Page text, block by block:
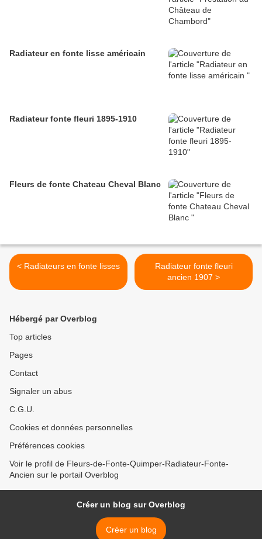
Radiateur en fonte lisse américain
Radiateur fonte fleuri 1895-1910
Fleurs de fonte Chateau Cheval Blanc
< Radiateurs en fonte lisses
Radiateur fonte fleuri
ancien 1907 >
Hébergé par Overblog
Top articles
Pages
Contact
Signaler un abus
C.G.U.
Cookies et données personnelles
Préférences cookies
Voir le profil de Fleurs-de-Fonte-Quimper-Radiateur-Fonte-
Ancien sur le portail Overblog
Créer un blog sur Overblog
Créer un blog